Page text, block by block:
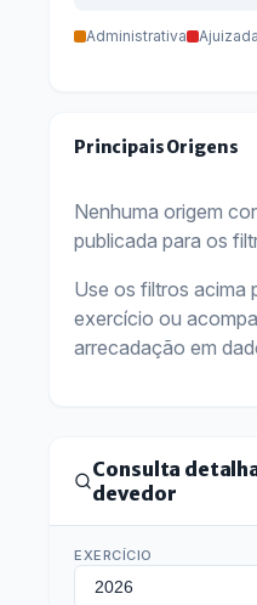
Administrativa Ajuizada
Principais Origens
Nenhuma origem
publicada para os
Use os filtros acima
exercício ou
arrecadação em
Consulta
devedor
EXERCÍCIO